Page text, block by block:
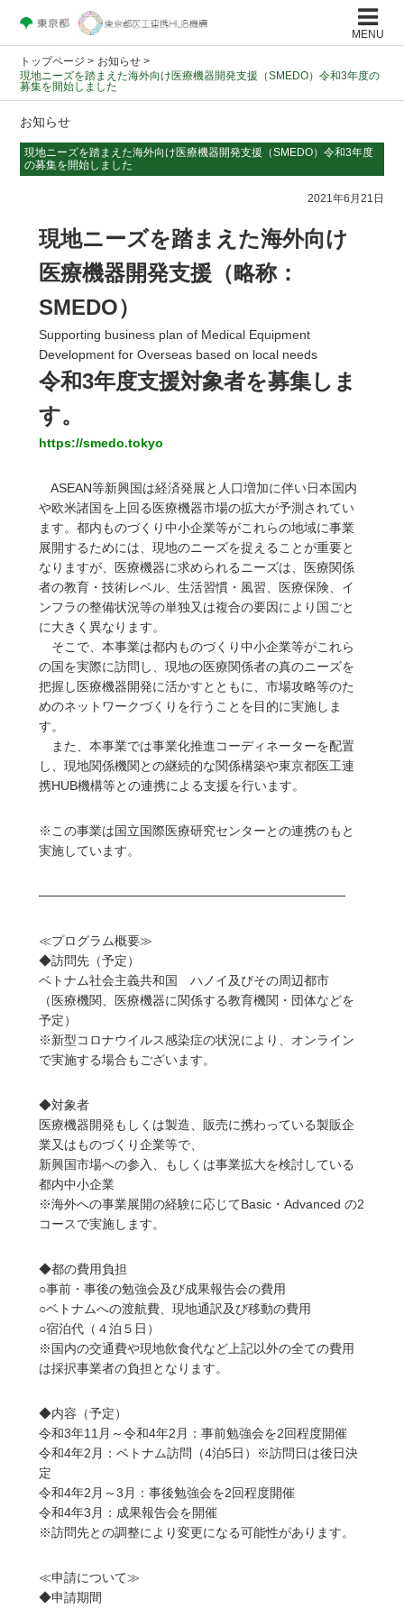
MENU
トップページ > お知らせ >
現地ニーズを踏まえた海外向け医療機器開発支援（SMEDO）令和3年度の
募集を開始しました
お知らせ
現地ニーズを踏まえた海外向け医療機器開発支援（SMEDO）令和3年度
の募集を開始しました
2021年6月21日
現地ニーズを踏まえた海外向け
医療機器開発支援（略称：
SMEDO）
Supporting business plan of Medical Equipment
Development for Overseas based on local needs
令和3年度支援対象者を募集しま
す。
https://smedo.tokyo
ASEAN等新興国は経済発展と人口増加に伴い日本国内
や欧米諸国を上回る医療機器市場の拡大が予測されてい
ます。都内ものづくり中小企業等がこれらの地域に事業
展開するためには、現地のニーズを捉えることが重要と
なりますが、医療機器に求められるニーズは、医療関係
者の教育・技術レベル、生活習慣・風習、医療保険、イ
ンフラの整備状況等の単独又は複合の要因により国ごと
に大きく異なります。
そこで、本事業は都内ものづくり中小企業等がこれら
の国を実際に訪問し、現地の医療関係者の真のニーズを
把握し医療機器開発に活かすとともに、市場攻略等のた
めのネットワークづくりを行うことを目的に実施しま
す。
また、本事業では事業化推進コーディネーターを配置
し、現地関係機関との継続的な関係構築や東京都医工連
携HUB機構等との連携による支援を行います。
※この事業は国立国際医療研究センターとの連携のもと
実施しています。
──────────────────────────────────
≪プログラム概要≫
◆訪問先（予定）
ベトナム社会主義共和国 ハノイ及びその周辺都市
（医療機関、医療機器に関係する教育機関・団体などを
予定）
※新型コロナウイルス感染症の状況により、オンライン
で実施する場合もございます。
◆対象者
医療機器開発もしくは製造、販売に携わっている製販企
業又はものづくり企業等で、
新興国市場への参入、もしくは事業拡大を検討している
都内中小企業
※海外への事業展開の経験に応じてBasic・Advanced の2
コースで実施します。
◆都の費用負担
○事前・事後の勉強会及び成果報告会の費用
○ベトナムへの渡航費、現地通訳及び移動の費用
○宿泊代（４泊５日）
※国内の交通費や現地飲食代など上記以外の全ての費用
は採択事業者の負担となります。
◆内容（予定）
令和3年11月～令和4年2月：事前勉強会を2回程度開催
令和4年2月：ベトナム訪問（4泊5日）※訪問日は後日決
定
令和4年2月～3月：事後勉強会を2回程度開催
令和4年3月：成果報告会を開催
※訪問先との調整により変更になる可能性があります。
≪申請について≫
◆申請期間